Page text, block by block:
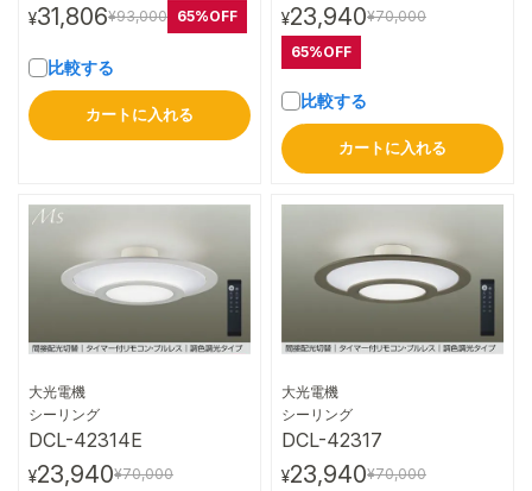
¥31,806¥93,000 65%OFF
比較する
カートに入れる
¥23,940¥70,000
65%OFF
比較する
カートに入れる
大光電機
シーリング
DCL-42314E
¥23,940¥70,000
大光電機
シーリング
DCL-42317
¥23,940¥70,000